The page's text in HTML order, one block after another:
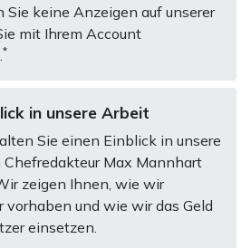
Sie keine Anzeigen auf unserer
mit Ihrem Account
*
in unsere Arbeit
Sie einen Einblick in unsere
Max Mannhart
zeigen Ihnen, wie wir
und wie wir das Geld
einsetzen.